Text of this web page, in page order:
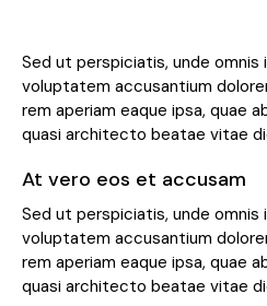
Sed ut perspiciatis, unde
voluptatem accusantium
rem aperiam eaque ipsa, quae
quasi architecto beatae vitae
At vero eos et accusam
Sed ut perspiciatis, unde
voluptatem accusantium
rem aperiam eaque ipsa, quae
quasi architecto beatae vitae